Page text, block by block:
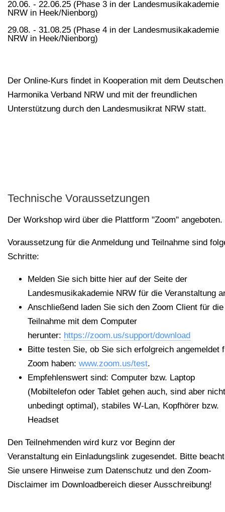
20.06. - 22.06.25 (Phase 3 in der Landesmusikakademie
NRW in Heek/Nienborg)
29.08. - 31.08.25 (Phase 4 in der Landesmusikakademie
NRW in Heek/Nienborg)
Der Online-Kurs findet in Kooperation mit dem Deutschen
Harmonika Verband NRW und mit der freundlichen
Unterstützung durch den Landesmusikrat NRW statt.
Technische Voraussetzungen
Der Workshop wird über die Plattform "Zoom" angeboten.
Voraussetzung für die Anmeldung und Teilnahme sind
Schritte:
Melden Sie sich bitte hier auf der Seite der
Landesmusikakademie NRW für die Veranstaltung
Anschließend laden Sie sich den Zoom Client für die
Teilnahme mit dem Computer
herunter: https://zoom.us/support/download
Bitte testen Sie, ob Sie sich erfolgreich angemeldet
Zoom haben: www.zoom.us/test.
Empfehlenswert sind: Computer bzw. Laptop
(Mobiltelefon oder Tablet gehen auch, sind aber nicht
unbedingt optimal), stabiles W-Lan, Kopfhörer bzw.
Headset
Den Teilnehmenden wird kurz vor Beginn der
Veranstaltung ein Einladungslink zugesendet. Bitte
Sie unsere Hinweise zum Datenschutz und den Zoom-
Disclaimer im Downloadbereich dieser Ausschreibung!